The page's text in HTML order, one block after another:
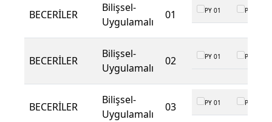
BECERİLER
Bilişsel-
Uygulamalı
01 PY 01 PY 02
BECERİLER
Bilişsel-
Uygulamalı
02 PY 01 PY 02
BECERİLER
Bilişsel-
Uygulamalı
03 PY 01 PY 02